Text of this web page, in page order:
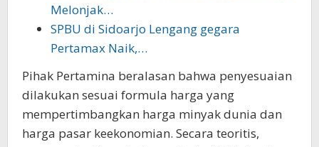
Melonjak…
SPBU di Sidoarjo Lengang gegara
Pertamax Naik,…
Pihak Pertamina beralasan bahwa penyesuaian
dilakukan sesuai formula harga yang
mempertimbangkan harga minyak dunia dan
harga pasar keekonomian. Secara teoritis,